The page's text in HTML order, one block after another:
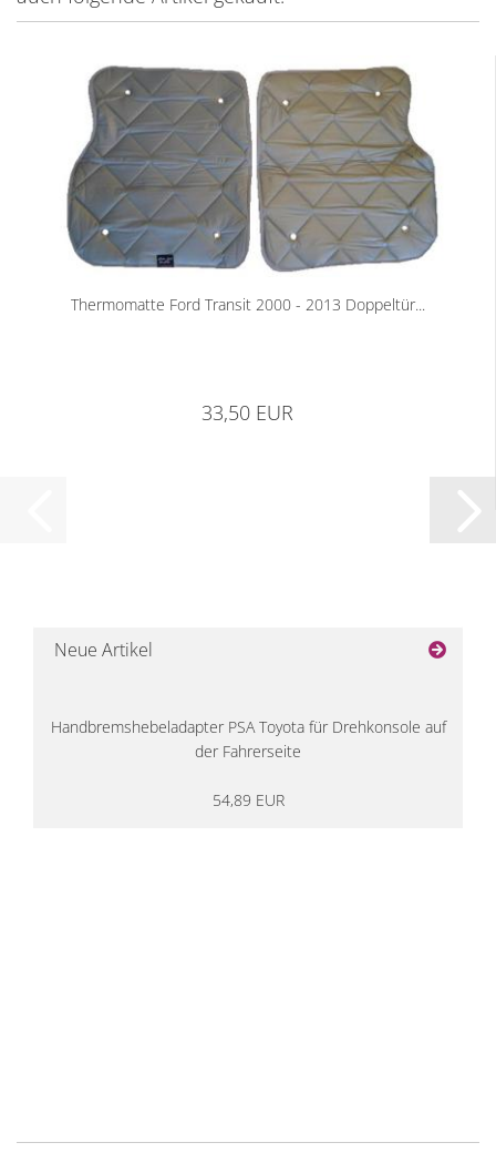
Thermomatte Ford Transit 2000 - 2013 Doppeltür...
33,50 EUR
Neue Artikel
Handbremshebeladapter PSA Toyota für Drehkonsole auf
der Fahrerseite
54,89 EUR